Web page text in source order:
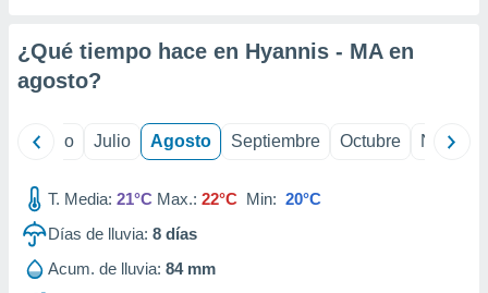
e
de
¿Qué tiempo hace en Hyannis - MA en
agosto?
Junio Julio Agosto Septiembre Octubre
T. Media: 21°C Max.: 22°C Min: 20°C
Días de lluvia: 8 días
Acum. de lluvia: 84 mm